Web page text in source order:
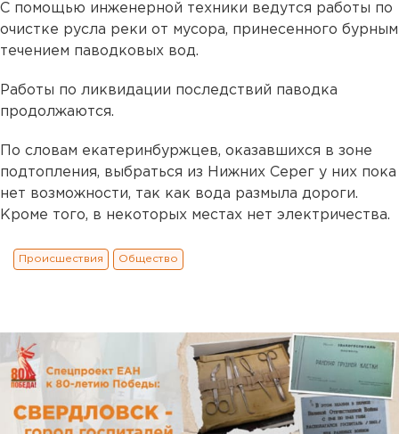
С помощью инженерной техники ведутся работы по
очистке русла реки от мусора, принесенного бурным
течением паводковых вод.
Работы по ликвидации последствий паводка
продолжаются.
По словам екатеринбуржцев, оказавшихся в зоне
подтопления, выбраться из Нижних Серег у них пока
нет возможности, так как вода размыла дороги.
Кроме того, в некоторых местах нет электричества.
Происшествия Общество